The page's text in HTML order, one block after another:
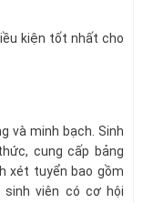
kiện tốt nhất cho
và minh bạch. Sinh
cung cấp bảng
xét tuyển bao gồm
sinh viên có cơ hội